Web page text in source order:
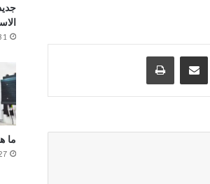
مشاركة عبر البريد طباعة
31
ما
27 يوليو،